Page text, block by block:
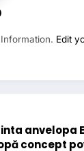
Edit
anvelopa
concept